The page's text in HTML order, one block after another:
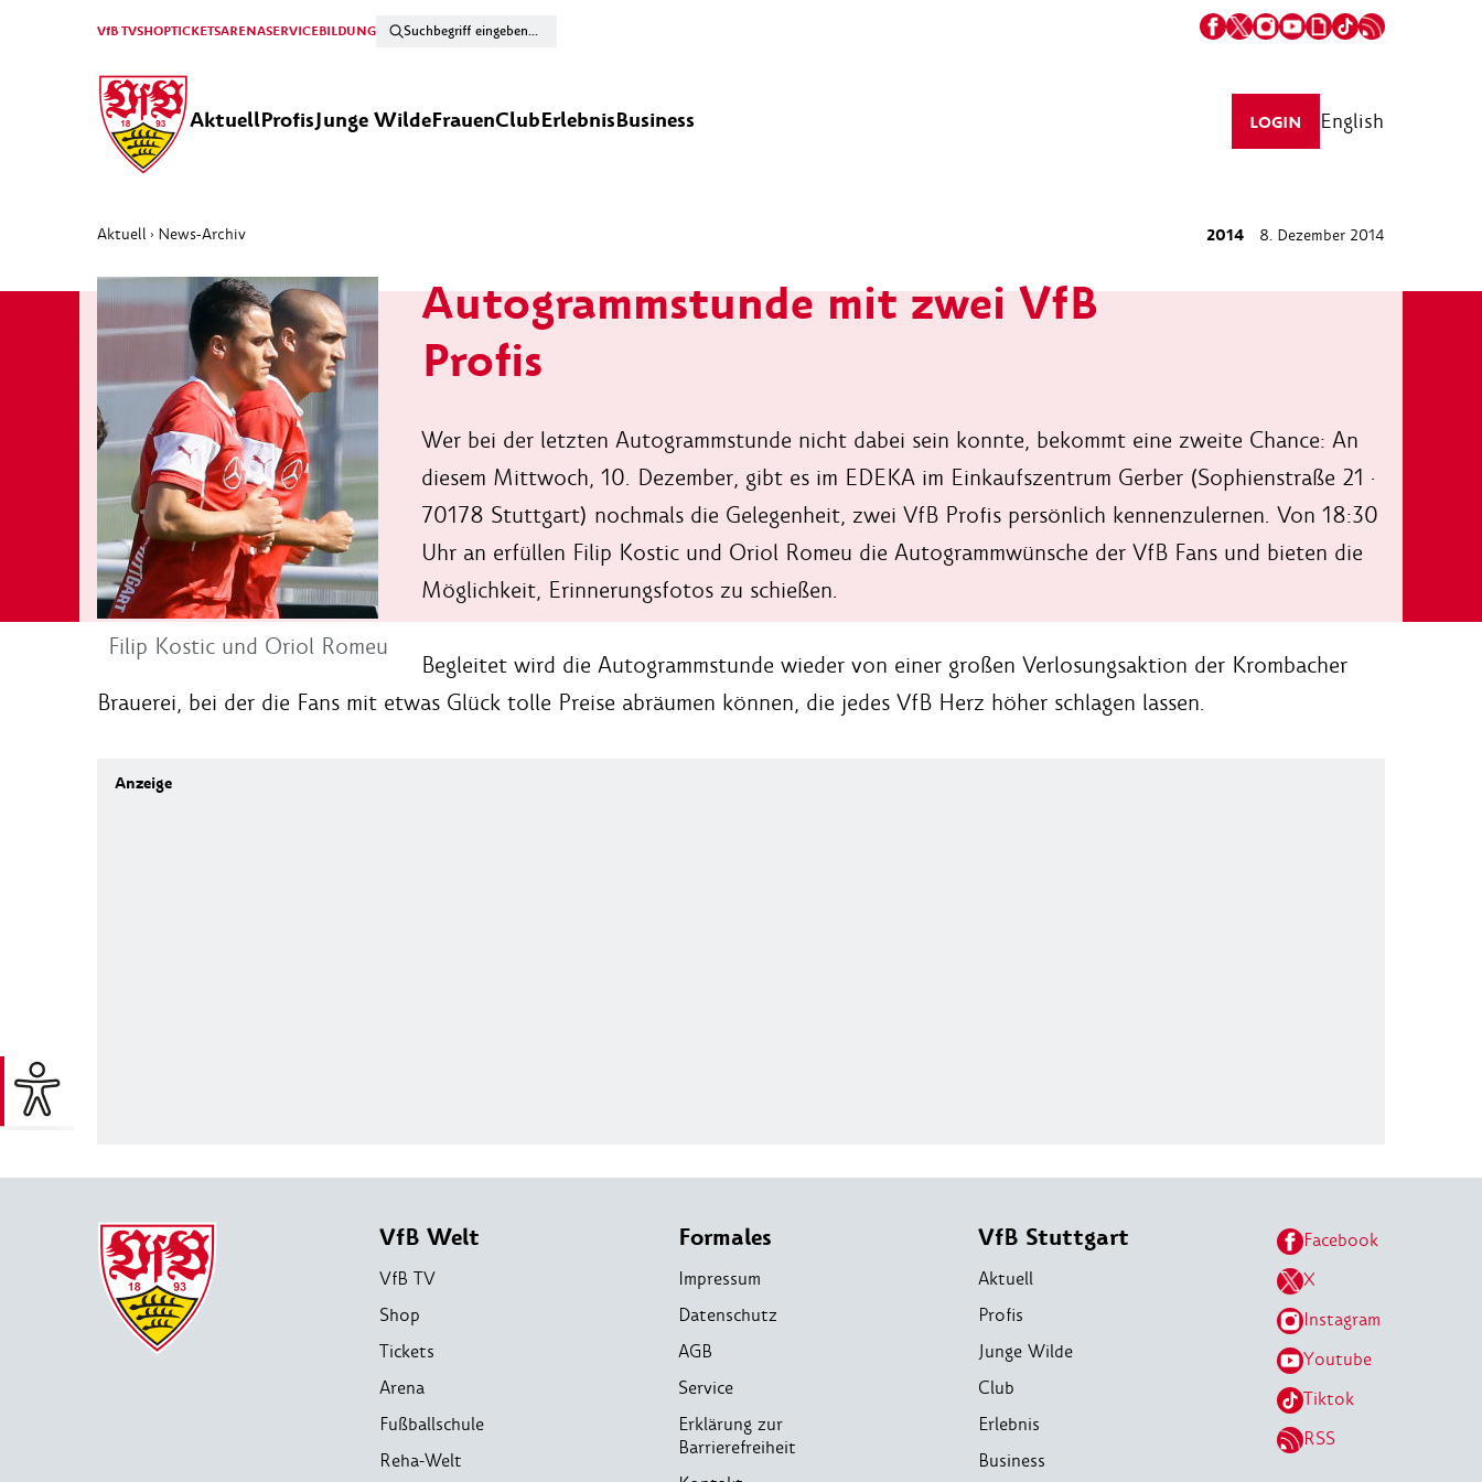
VfB TVSHOPTICKETSARENASERVICEBILDUNG
AktuellProfisJunge WildeFrauenClubErlebnisBusiness LOGIN English
Aktuell › News-Archiv 2014 8. Dezember 2014
Filip Kostic und Oriol Romeu
Autogrammstunde mit zwei VfB
Profis
Wer bei der letzten Autogrammstunde nicht dabei sein konnte, bekommt eine zweite Chance: An
diesem Mittwoch, 10. Dezember, gibt es im EDEKA im Einkaufszentrum Gerber (Sophienstraße 21 ·
70178 Stuttgart) nochmals die Gelegenheit, zwei VfB Profis persönlich kennenzulernen. Von 18:30
Uhr an erfüllen Filip Kostic und Oriol Romeu die Autogrammwünsche der VfB Fans und bieten die
Möglichkeit, Erinnerungsfotos zu schießen.
Begleitet wird die Autogrammstunde wieder von einer großen Verlosungsaktion der Krombacher
Brauerei, bei der die Fans mit etwas Glück tolle Preise abräumen können, die jedes VfB Herz höher schlagen lassen.
VfB Welt
VfB TV
Shop
Tickets
Arena
Fußballschule
Reha-Welt
Formales
Impressum
Datenschutz
AGB
Service
Erklärung zur
Barrierefreiheit
VfB Stuttgart
Aktuell
Profis
Junge Wilde
Club
Erlebnis
Business
Facebook
X
Instagram
Youtube
Tiktok
RSS